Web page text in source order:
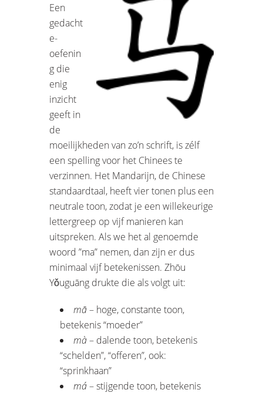
Een
gedacht
e-
oefenin
g die
enig
inzicht
geeft in
de
moeilijkheden van zo’n schrift, is zélf
een spelling voor het Chinees te
verzinnen. Het Mandarijn, de Chinese
standaardtaal, heeft vier tonen plus een
neutrale toon, zodat je een willekeurige
lettergreep op vijf manieren kan
uitspreken. Als we het al genoemde
woord ”ma” nemen, dan zijn er dus
minimaal vijf betekenissen. Zhōu
Yǒuguāng drukte die als volgt uit:
mā– hoge, constante toon,
betekenis “moeder”
mà– dalende toon, betekenis
“schelden”, “offeren”, ook:
“sprinkhaan”
má– stijgende toon, betekenis